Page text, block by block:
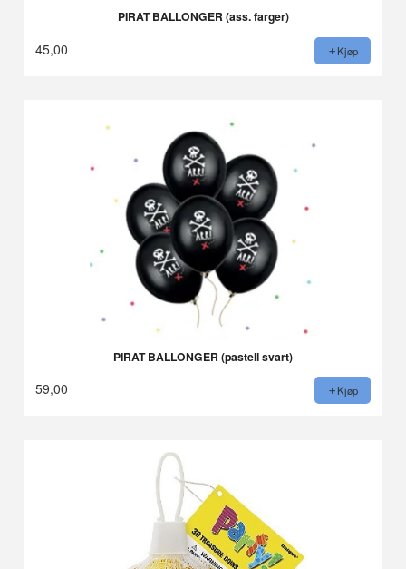
PIRAT BALLONGER (ass. farger)
45,00 Kjøp
PIRAT BALLONGER (pastell svart)
59,00 Kjøp